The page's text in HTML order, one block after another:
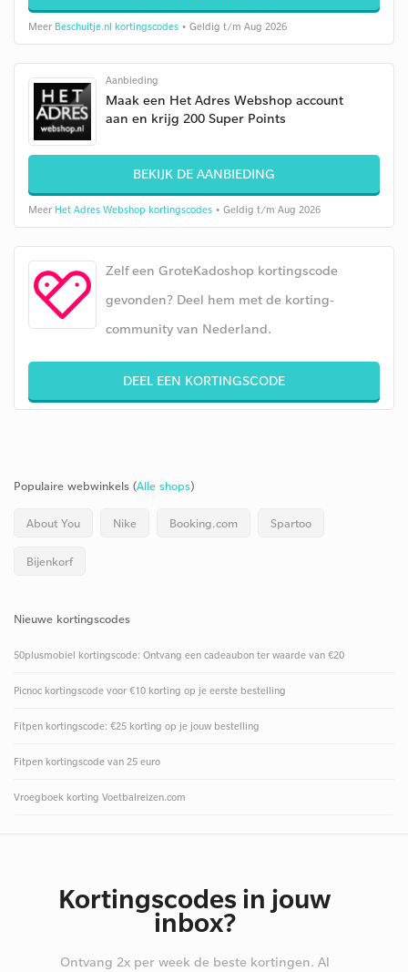
Meer Beschuitje.nl kortingscodes • Geldig t/m Aug 2026
Aanbieding
Maak een Het Adres Webshop account
aan en krijg 200 Super Points
BEKIJK DE AANBIEDING
Meer Het Adres Webshop kortingscodes • Geldig t/m Aug 2026
Zelf een GroteKadoshop kortingscode
gevonden? Deel hem met de korting-
community van Nederland.
DEEL EEN KORTINGSCODE
Populaire webwinkels (Alle shops)
About You Nike Booking.com Spartoo
Bijenkorf
Nieuwe kortingscodes
50plusmobiel kortingscode: Ontvang een cadeaubon ter waarde van €20
Picnoc kortingscode voor €10 korting op je eerste bestelling
Fitpen kortingscode: €25 korting op je jouw bestelling
Fitpen kortingscode van 25 euro
Vroegboek korting Voetbalreizen.com
Kortingscodes in jouw
inbox?
Ontvang 2x per week de beste kortingen. Al